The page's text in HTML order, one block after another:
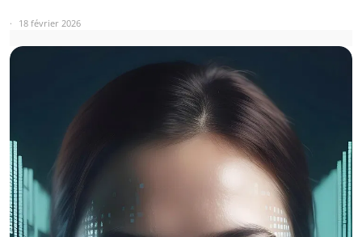
18 février 2026